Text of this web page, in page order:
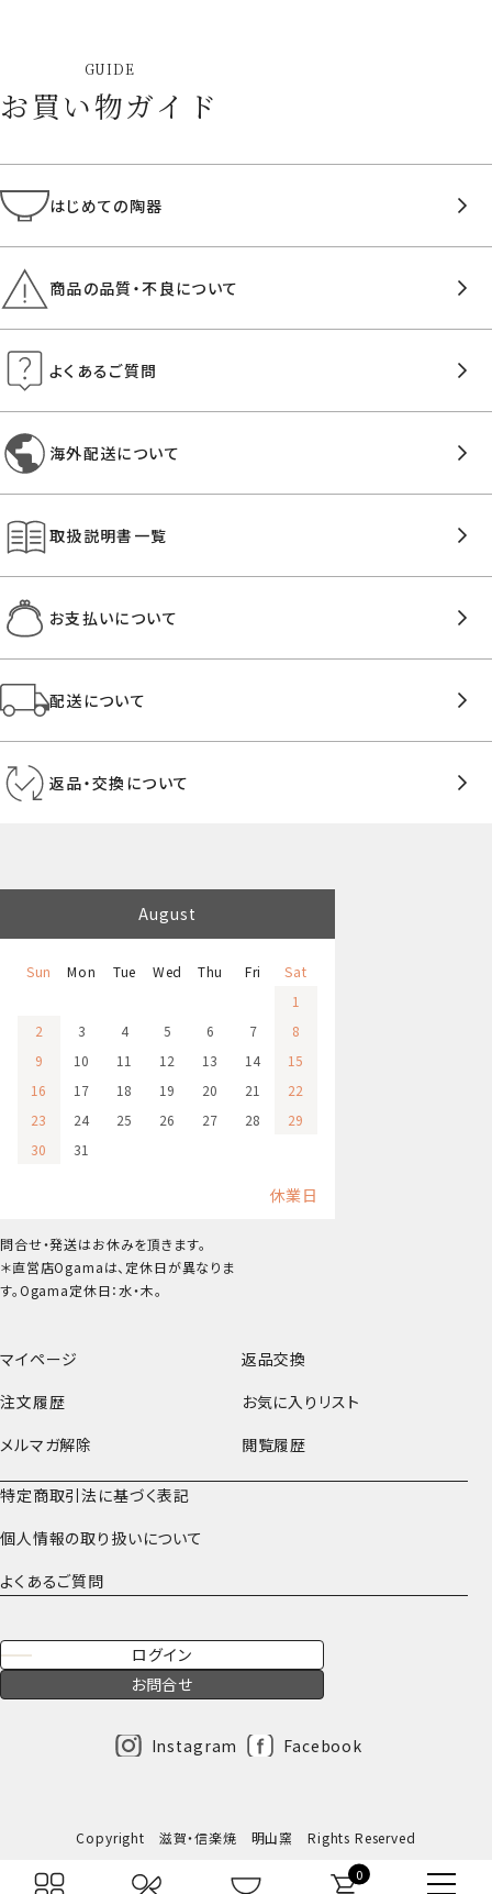
0
GUIDE
お買い物ガイド
はじめての陶器
商品の品質・不良について
よくあるご質問
海外配送について
取扱説明書一覧
お支払いについて
配送について
返品・交換について
マイページ
返品交換
注文履歴
お気に入りリスト
メルマガ解除
閲覧履歴
特定商取引法に基づく表記
個人情報の取り扱いについて
よくあるご質問
ログイン
お問合せ
Instagram Facebook
August
Sun Mon Tue Wed Thu Fri
Sat
1
2
3 4 5 6 7
8
9
10 11 12 13 14
15
16
17 18 19 20 21
22
23
24 25 26 27 28
29
30
31
休業日
問合せ・発送はお休みを頂きます。
＊直営店Ogamaは、定休日が異なりま
す。Ogama定休日：水・木。
Copyright 滋賀・信楽焼 明山窯 Rights Reserved